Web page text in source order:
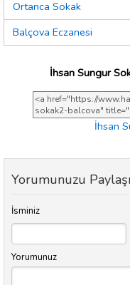
Ortanca Sokak
Balçova Eczanesi
İhsan Sungur
İhsan
Yorumunuzu
İsminiz
Yorumunuz